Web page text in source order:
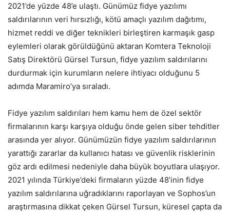
2021’de yüzde 48’e ulaştı. Günümüz fidye yazılımı
saldırılarının veri hırsızlığı, kötü amaçlı yazılım dağıtımı,
hizmet reddi ve diğer teknikleri birleştiren karmaşık gasp
eylemleri olarak görüldüğünü aktaran Komtera Teknoloji
Satış Direktörü Gürsel Tursun, fidye yazılım saldırılarını
durdurmak için kurumların nelere ihtiyacı olduğunu 5
adımda Maramiro’ya sıraladı.
Fidye yazılım saldırıları hem kamu hem de özel sektör
firmalarının karşı karşıya olduğu önde gelen siber tehditler
arasında yer alıyor. Günümüzün fidye yazılım saldırılarının
yarattığı zararlar da kullanıcı hatası ve güvenlik risklerinin
göz ardı edilmesi nedeniyle daha büyük boyutlara ulaşıyor.
2021 yılında Türkiye’deki firmaların yüzde 48’inin fidye
yazılım saldırılarına uğradıklarını raporlayan ve Sophos’un
araştırmasına dikkat çeken Gürsel Tursun, küresel çapta da